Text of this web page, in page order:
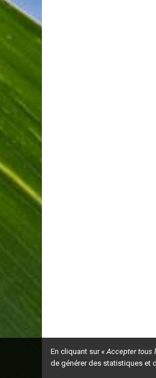
En cliquant sur« Accepter tous
de générer des statistiques et